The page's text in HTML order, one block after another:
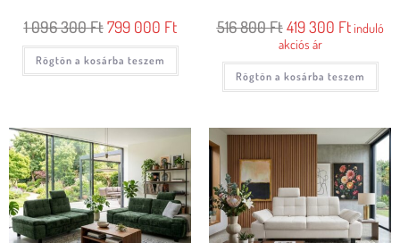
1 096 300Ft 799 000 Ft
Rögtön a kosárba teszem
516 800Ft 419 300 Ftinduló
akciós ár
Rögtön a kosárba teszem